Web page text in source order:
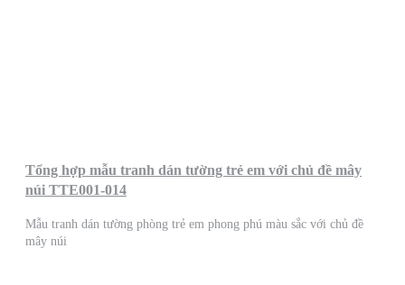
Tổng hợp mẫu tranh dán tường trẻ em với chủ đề mây
núi TTE001-014
Mẫu tranh dán tường phòng trẻ em phong phú màu sắc với chủ đề
mây núi